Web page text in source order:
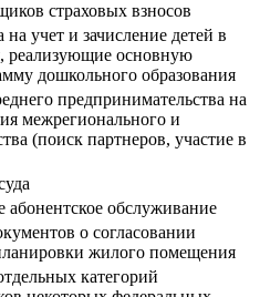
страховых взносов
учет и зачисление детей в
реализующие основную
дошкольного образования
предпринимательства на
межрегионального и
(поиск партнеров, участие в
абонентское обслуживание
о согласовании
жилого помещения
категорий